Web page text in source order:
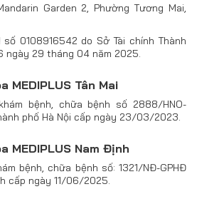
Garden 2, Phường Tương Mai,
0108916542 do Sở Tài chính Thành
ngày 29 tháng 04 năm 2025.
MEDIPLUS Tân Mai
bệnh, chữa bệnh số 2888/HNO-
phố Hà Nội cấp ngày 23/03/2023.
MEDIPLUS Nam Định
bệnh, chữa bệnh số: 1321/NĐ-GPHĐ
cấp ngày 11/06/2025.